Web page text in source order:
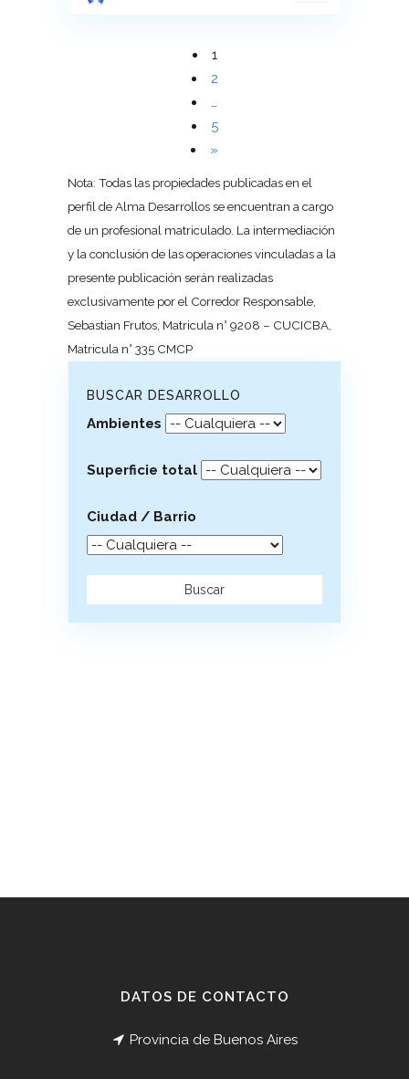
1
2
…
5
»
Nota: Todas las propiedades publicadas en el
perfil de Alma Desarrollos se encuentran a cargo
de un profesional matriculado. La intermediación
y la conclusión de las operaciones vinculadas a la
presente publicación serán realizadas
exclusivamente por el Corredor Responsable,
Sebastian Frutos, Matricula n° 9208 – CUCICBA,
Matricula n° 335 CMCP
BUSCAR DESARROLLO
Ambientes
Superficie total
Ciudad / Barrio
Buscar
DATOS DE CONTACTO
Provincia de Buenos Aires